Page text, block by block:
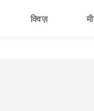
क्विज़